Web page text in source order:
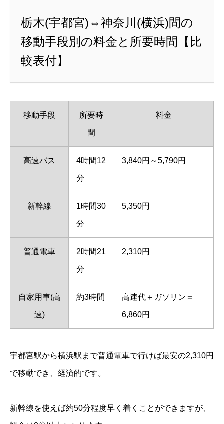
栃木(宇都宮)⇔神奈川(横浜)間の
移動手段別の料金と所要時間【比
較表付】
移動手段 所要時
間
料金
高速バス 4時間12
分
3,840円～5,790円
新幹線 1時間30
分
5,350円
普通電車 2時間21
分
2,310円
自家用車(高
速)
約3時間 高速代＋ガソリン＝
6,860円
宇都宮駅から横浜駅まで普通電車で行けば最安の2,310円
で移動でき、経済的です。
新幹線を使えば約50分程度早く着くことができますが、